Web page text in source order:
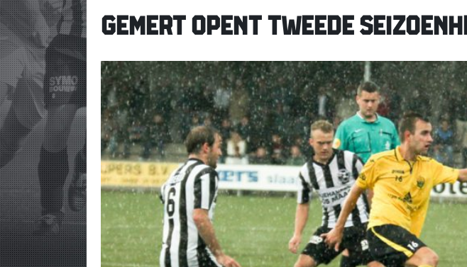
GEMERT OPENT TWEEDE